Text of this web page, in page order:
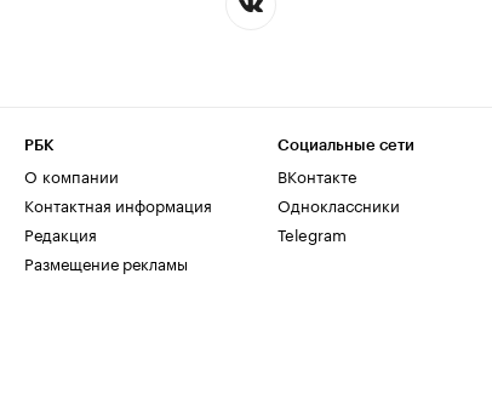
РБК
О компании
Контактная информация
Редакция
Размещение рекламы
Социальные сети
ВКонтакте
Одноклассники
Telegram